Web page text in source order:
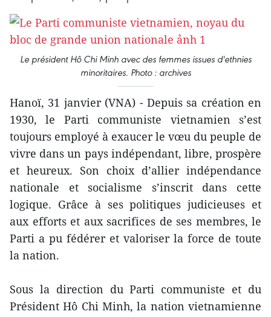
Le président Hô Chi Minh avec des femmes issues d'ethnies
minoritaires. Photo : archives
Hanoï, 31 janvier (VNA) - Depuis sa création en
1930, le Parti communiste vietnamien s’est
toujours employé à exaucer le vœu du peuple de
vivre dans un pays indépendant, libre, prospère
et heureux. Son choix d’allier indépendance
nationale et socialisme s’inscrit dans cette
logique. Grâce à ses politiques judicieuses et
aux efforts et aux sacrifices de ses membres, le
Parti a pu fédérer et valoriser la force de toute
la nation.
Sous la direction du Parti communiste et du
Président Hô Chi Minh, la nation vietnamienne